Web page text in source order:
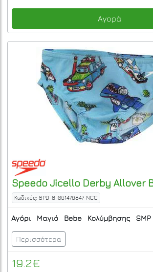
Αγορά
Speedo Jicello Derby Allover
Κωδικός: SPD-8-061476847-NCC
Αγόρι Μαγιό Bebe Κολύμβησης SMP
Περισσότερα
19.2€